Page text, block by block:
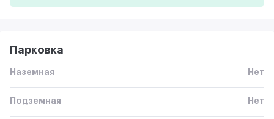
Парковка
Наземная Нет
Подземная Нет